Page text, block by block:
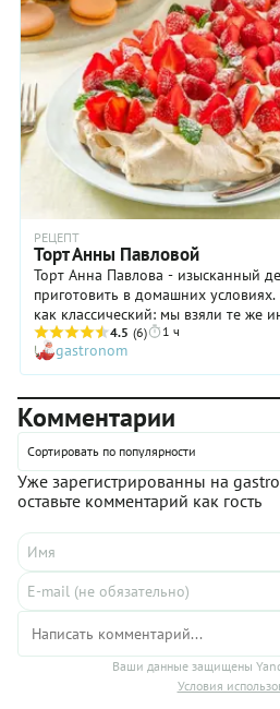
Анны Павловой, которая приехала
Десерт стал таким же популярным,
балерина.
РЕЦЕПТ
Торт Анны Павловой
Торт Анна Павлова - изысканный десерт, который можно
приготовить в домашних условиях.
как классический: мы взяли те же
когда-то его готовили на приеме в
известной балерины. Основа торта
привычное нам по названию безе,
и мягкую, легкую и нежную
Павловой, как часто называют это
произведение кондитерского
абсолютно любого праздничного
приготовить, и даже если не все
вас всегда есть шанс исправить
следующий раз.
4.5 (6) 1 ч
gastronom
Комментарии
Сортировать по популярности
Уже зарегистрированны на
оставьте комментарий как гость
Ваши данные защищены
Условия